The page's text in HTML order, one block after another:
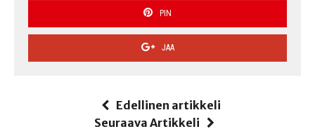
PIN
JAA
Edellinen artikkeli
Seuraava Artikkeli